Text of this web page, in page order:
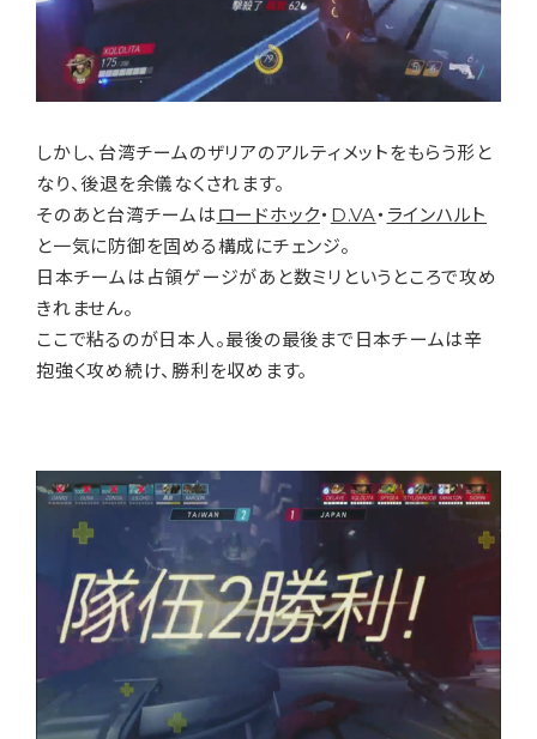
しかし、台湾チームのザリアのアルティメットをもらう形と
なり、後退を余儀なくされます。
そのあと台湾チームは ロードホック・ D.VA・ ラインハルト
と一気に防御を固める構成にチェンジ。
日本チームは占領ゲージがあと数ミリというところで攻め
きれません。
ここで粘るのが日本人。最後の最後まで日本チームは辛
抱強く攻め続け、勝利を収めます。